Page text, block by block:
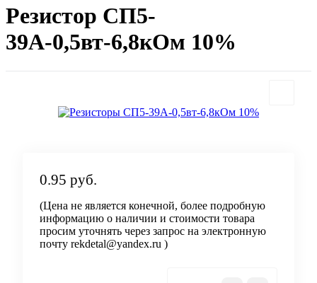
Резистор СП5-
39А-0,5вт-6,8кОм 10%
0.95 руб.
(Цена не является конечной, более подробную
информацию о наличии и стоимости товара
просим уточнять через запрос на электронную
почту rekdetal@yandex.ru )